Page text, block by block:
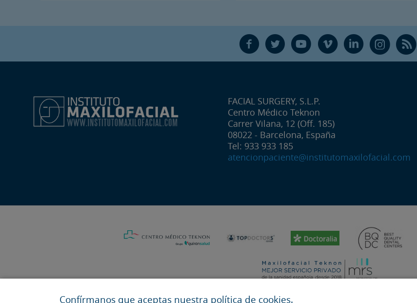
F T Y V L Ñ R
FACIAL SURGERY, S.L.P.
Centro Médico Teknon
Carrer Vilana, 12 (Off. 185)
08022 - Barcelona, España
Tel: 933 933 185
atencionpaciente@institutomaxilofacial.com
Confírmanos que aceptas nuestra política de cookies.